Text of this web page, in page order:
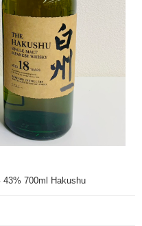
43% 700ml Hakushu